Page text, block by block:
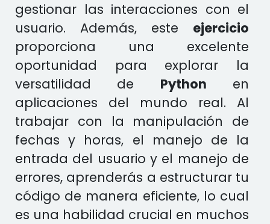
gestionar las interacciones con el
usuario. Además, este ejercicio
proporciona una excelente
oportunidad para explorar la
versatilidad de Python en
aplicaciones del mundo real. Al
trabajar con la manipulación de
fechas y horas, el manejo de la
entrada del usuario y el manejo de
errores, aprenderás a estructurar tu
código de manera eficiente, lo cual
es una habilidad crucial en muchos